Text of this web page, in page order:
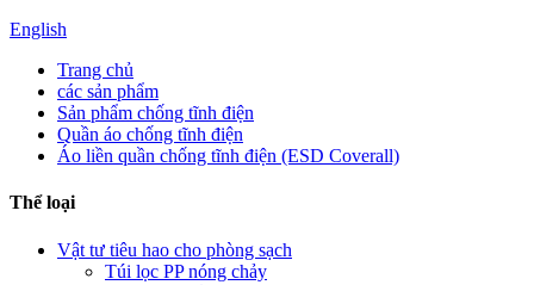
English
Trang chủ
các sản phẩm
Sản phẩm chống tĩnh điện
Quần áo chống tĩnh điện
Áo liền quần chống tĩnh điện (ESD Coverall)
Thể loại
Vật tư tiêu hao cho phòng sạch
Túi lọc PP nóng chảy